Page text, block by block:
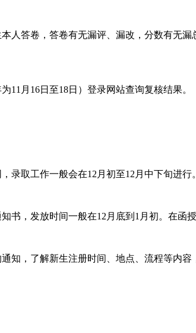
答卷，答卷有无漏评、漏改，分数有无漏
月16日至18日）登录网站查询复核结果。
取工作一般会在12月初至12月中下旬进行。
，发放时间一般在12月底到1月初。在函
，了解新生注册时间、地点、流程等内容